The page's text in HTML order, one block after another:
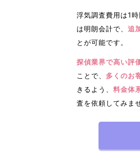
浮気調査費用は1
は明朗会計で、 追
とが可能です。
探偵業界で高い評
ことで、 多くのお
きるよう、 料金体
査を依頼してみま